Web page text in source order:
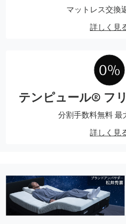
マットレス交換
詳しく見
テンピュール® フ
分割手数料無料 最
詳しく見